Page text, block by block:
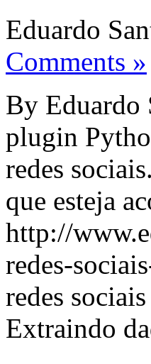
Eduardo
Comments »
By Eduardo
plugin
redes
que esteja
http://
redes-
redes
Extraindo